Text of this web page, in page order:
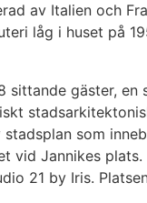
av Italien och
låg i huset på
sittande gäster,
som
vid Jannikes
21 by Iris.